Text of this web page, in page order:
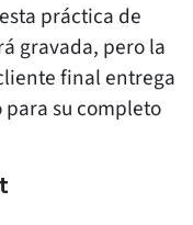
práctica de
gravada, pero la
final entrega
para su completo